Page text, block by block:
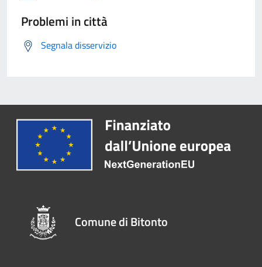
Problemi in città
Segnala disservizio
Comune di Bitonto